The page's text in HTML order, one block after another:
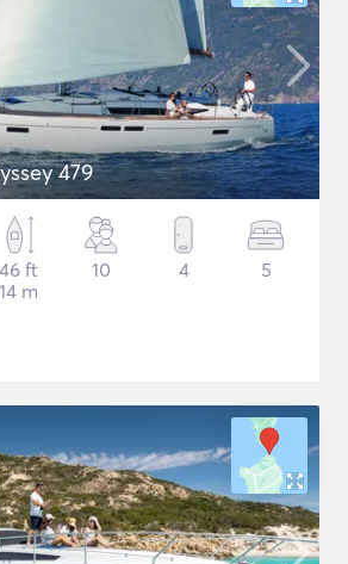
479
46 ft
14 m
10 4 5